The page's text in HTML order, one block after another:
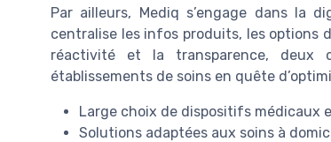
Par ailleurs, Mediq s’engage dans la
centralise les infos produits, les options
réactivité et la transparence, deux
établissements de soins en quête
Large choix de dispositifs médicaux
Solutions adaptées aux soins à